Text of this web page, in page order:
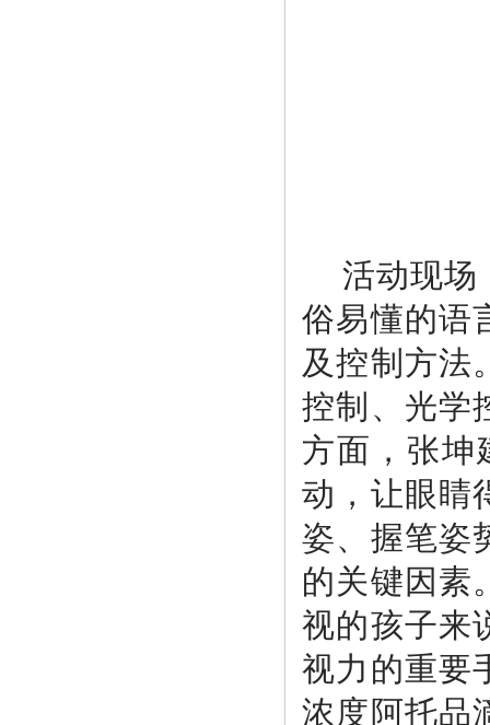
活动现场
俗易懂的语
及控制方法
控制、光学
方面，张坤
动，让眼睛
姿、握笔姿
的关键因素
视的孩子来
视力的重要
浓度阿托品